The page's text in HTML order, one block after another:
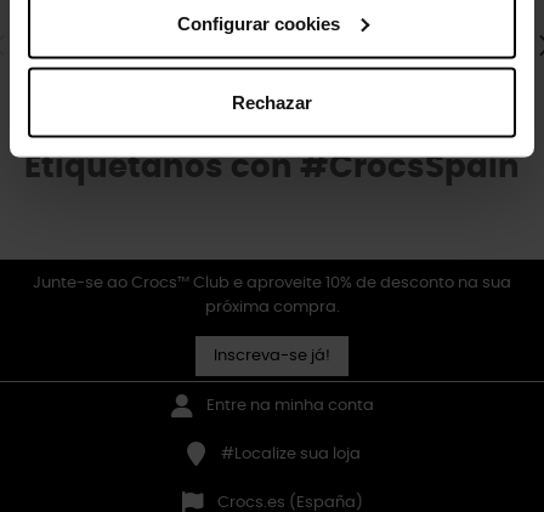
Configurar cookies
Rechazar
futebol
44,90 € 35,92 €
Etiquétanos con #CrocsSpain
Junte-se ao Crocs™ Club e aproveite 10% de desconto na sua
próxima compra.
Inscreva-se já!
Entre na minha conta
#Localize sua loja
Crocs.es (España)